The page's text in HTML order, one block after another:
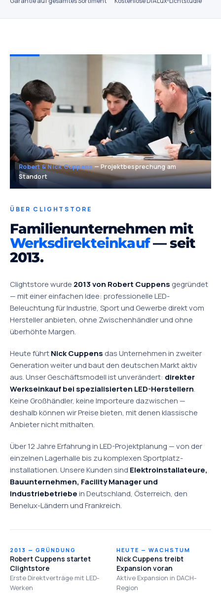
Robert & Nick Cuppens— Projektbesprechung am
Standort
ÜBER CLIGHTSTORE
Familienunternehmen mit
Werks­direkt­einkauf— seit
2013.
Clightstore wurde 2013 von Robert Cuppens gegründet
— mit einer einfachen Idee: professionelle LED-
Beleuchtung für Industrie, Sport und Gewerbe direkt vom
Hersteller anbieten, ohne Zwischenhändler und ohne
überhöhte Margen.
Heute führtNick Cuppens das Unternehmen in zweiter
Generation weiter und baut den deutschen Markt aktiv
aus. Unser Geschäftsmodell ist unverändert: direkter
Werkseinkauf bei spezialisierten LED-Herstellern.
Keine Großhändler, keine Importeure dazwischen —
deshalb können wir Preise bieten, mit denen klassische
Anbieter nicht mithalten.
Über 12 Jahre Erfahrung in LED-Projektplanung — von der
einzelnen Lagerhalle bis zu komplexen Sportplatz­
installationen. Unsere Kunden sind Elektroinstallateure,
Bauunternehmen, Facility Manager und
Industriebetriebein Deutschland, Österreich, den
Benelux-Ländern und Frankreich.
2013 — GRÜNDUNG
Robert Cuppens startet
Clightstore
Erste Direktverträge mit LED-
Werken
HEUTE — WACHSTUM
Nick Cuppens treibt
Expansion voran
Aktive Expansion in DACH-
Region